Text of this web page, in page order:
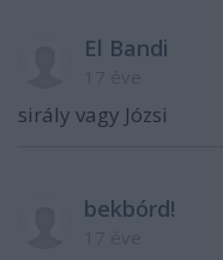
El Bandi
sirály vagy Józsi
bekbórd!